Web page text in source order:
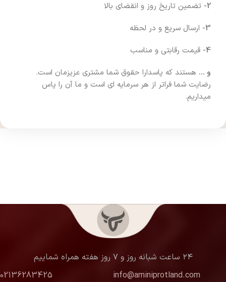
2- تضمین تاریخ روز و انقضای بالا
3- ارسال سریع و در لحظه
4- قیمت رقابتی و مناسب
و … هستند که پاسدارا حقوق شما مشتری عزیزمان است.
رضایت شما فراتر از هر سرمایه ای است و ما آن را پاس
میداریم.
۲۴ ساعت شبانه روز و ۷ روز هفته همراه شماییم
info@aminiprotland.com
02136283425